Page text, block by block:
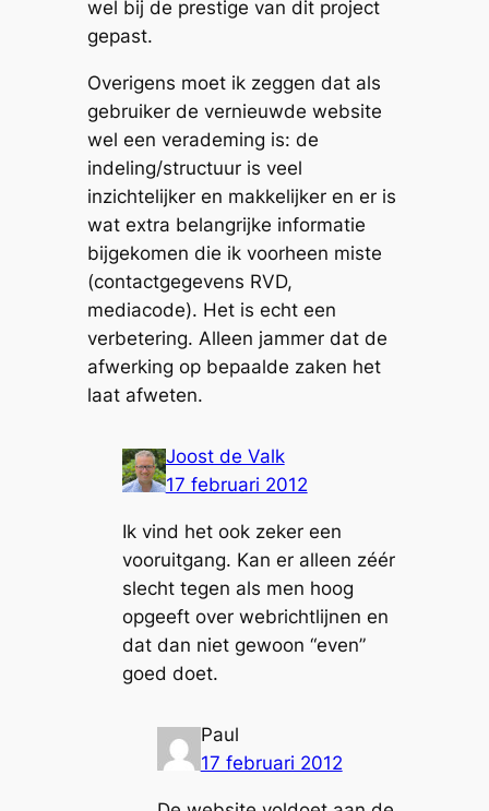
wel bij de prestige van dit project
gepast.
Overigens moet ik zeggen dat als
gebruiker de vernieuwde website
wel een verademing is: de
indeling/structuur is veel
inzichtelijker en makkelijker en er is
wat extra belangrijke informatie
bijgekomen die ik voorheen miste
(contactgegevens RVD,
mediacode). Het is echt een
verbetering. Alleen jammer dat de
afwerking op bepaalde zaken het
laat afweten.
Joost de Valk
17 februari 2012
Ik vind het ook zeker een
vooruitgang. Kan er alleen zéér
slecht tegen als men hoog
opgeeft over webrichtlijnen en
dat dan niet gewoon “even”
goed doet.
Paul
17 februari 2012